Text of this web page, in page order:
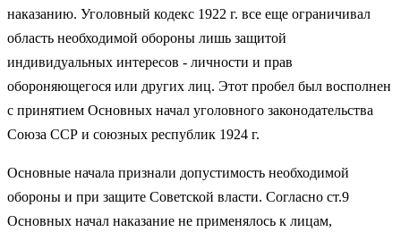
наказанию. Уголовный кодекс 1922 г. все еще ограничивал
область необходимой обороны лишь защитой
индивидуальных интересов - личности и прав
обороняющегося или других лиц. Этот пробел был восполнен
с принятием Основных начал уголовного законодательства
Союза ССР и союзных республик 1924 г.
Основные начала признали допустимость необходимой
обороны и при защите Советской власти. Согласно ст.9
Основных начал наказание не применялось к лицам,